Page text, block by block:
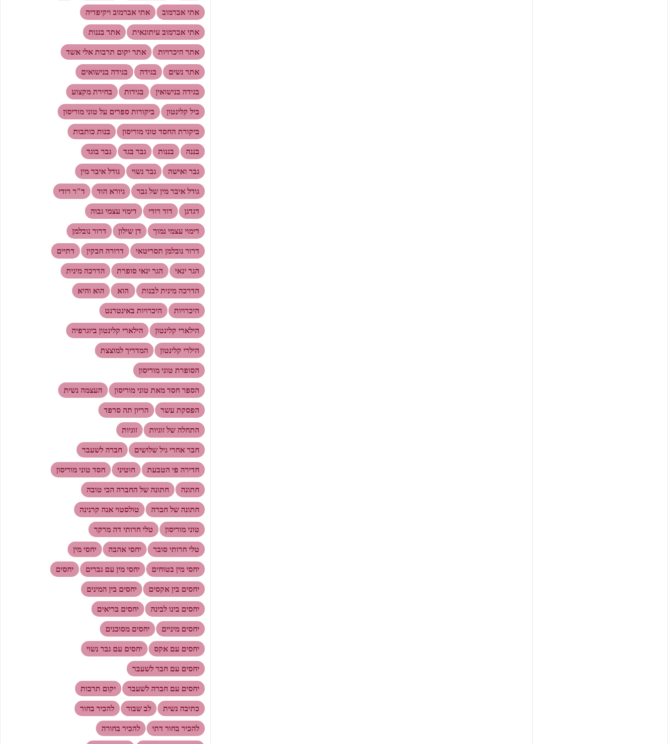
אתי אברמוב אתי אברמוב ויקיפדיה
אתי אברמוב עיתונאית אתר בננות
אתר היכרויות אתר יקום תרבות אלי אשד
אתר נשים בגידה בגידה בנישואים
בגידה בנישואין בגידות בחירת מקצוע
ביל קלינטון ביקורות ספרים על טוני מוריסון
ביקורת החסד טוני מוריסון בנות כותבות
בננה בננות גבר בגד גבר בוגד
גבר ואישה גבר נשוי גודל איבר מין
גודל איבר מין של גבר גיורא הוד ד"ר רודי
דגדגן דוד רודי דימוי עצמי גבוה
דימוי עצמי נמוך דן שילון דרור נובלמן
דרור נובלמן תסריטאי דרורה חבקין דתיים
הגר ינאי הגר ינאי סופרת הדרכה מינית
הדרכה מינית לבנות הוא הוא והיא
היכרויות היכרויות באינטרנט
הילארי קלינטון הילארי קלינטון ביוגרפיה
הילרי קלינטון המדריך למוצצת
הסופרת טוני מוריסון
הספר חסד מאת טוני מוריסון העצמה נשית
הפסקת עשר הריון תה סרפד
התחלה של זוגיות זוגיות
חבר אחרי גיל שלושים חברה לשעבר
חדירה פי הטבעת חוטיני חסד טוני מוריסון
חתונה חתונה של החברה הכי טובה
חתונה של חברה טולסטוי אנה קרנינה
טוני מוריסון טלי חרותי דה מרקר
טלי חרותי סובר יחסי אהבה יחסי מין
יחסי מין בטוחים יחסי מין עם גברים יחסים
יחסים בין אקסים יחסים בין המינים
יחסים בינו לבינה יחסים בריאים
יחסים מיניים יחסים מסוכנים
יחסים עם אקס יחסים עם גבר נשוי
יחסים עם חבר לשעבר
יחסים עם חברה לשעבר יקום תרבות
כתיבה נשית לב שבור להכיר בחור
להכיר בחור דתי להכיר בחורה